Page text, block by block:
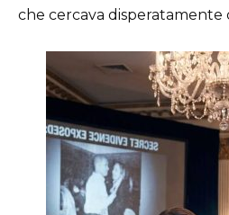
che cercava disperatamente